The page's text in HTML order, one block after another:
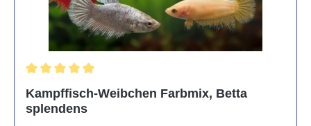
Kampffisch-Weibchen Farbmix, Betta
splendens